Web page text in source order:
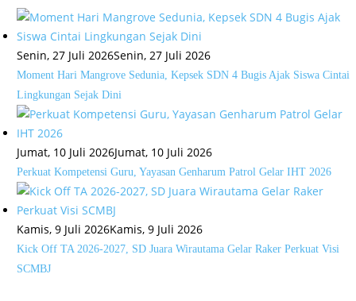
Senin, 27 Juli 2026Senin, 27 Juli 2026
Moment Hari Mangrove Sedunia, Kepsek SDN 4 Bugis Ajak Siswa Cintai
Lingkungan Sejak Dini
Jumat, 10 Juli 2026Jumat, 10 Juli 2026
Perkuat Kompetensi Guru, Yayasan Genharum Patrol Gelar IHT 2026
Kamis, 9 Juli 2026Kamis, 9 Juli 2026
Kick Off TA 2026-2027, SD Juara Wirautama Gelar Raker Perkuat Visi
SCMBJ